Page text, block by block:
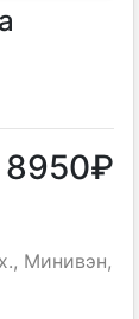
8950₽
Минивэн,